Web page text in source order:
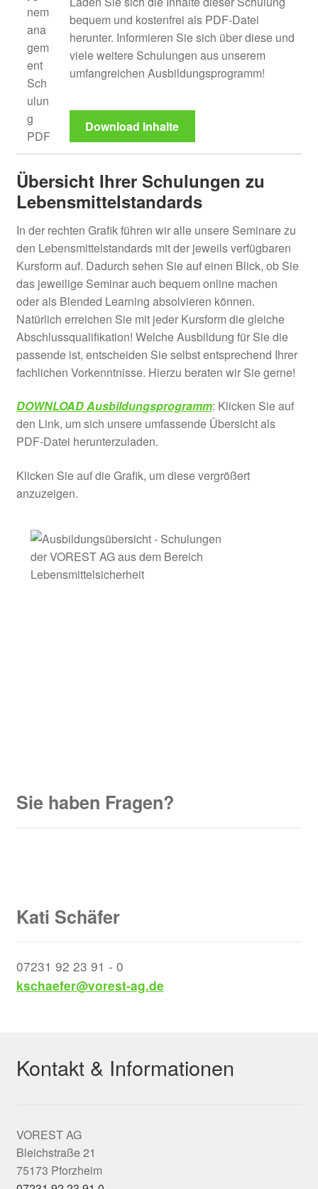
bequem und kostenfrei als PDF-Datei
herunter. Informieren Sie sich über diese und
viele weitere Schulungen aus unserem
umfangreichen Ausbildungsprogramm!
Download Inhalte
Übersicht Ihrer Schulungen zu
Lebensmittelstandards
In der rechten Grafik führen wir alle unsere Seminare zu
den Lebensmittelstandards mit der jeweils verfügbaren
Kursform auf. Dadurch sehen Sie auf einen Blick, ob Sie
das jeweilige Seminar auch bequem online machen
oder als Blended Learning absolvieren können.
Natürlich erreichen Sie mit jeder Kursform die gleiche
Abschlussqualifikation! Welche Ausbildung für Sie die
passende ist, entscheiden Sie selbst entsprechend Ihrer
fachlichen Vorkenntnisse. Hierzu beraten wir Sie gerne!
DOWNLOAD Ausbildungsprogramm: Klicken Sie auf
den Link, um sich unsere umfassende Übersicht als
PDF-Datei herunterzuladen.
Klicken Sie auf die Grafik, um diese vergrößert
anzuzeigen.
Sie haben Fragen?
Kati Schäfer
07231 92 23 91 - 0
kschaefer@vorest-ag.de
Kontakt & Informationen
VOREST AG
Bleichstraße 21
75173 Pforzheim